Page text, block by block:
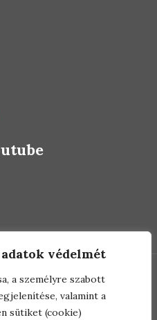
védelmét
a személyre szabott
valamint a
sütiket (cookie)
Minden jog